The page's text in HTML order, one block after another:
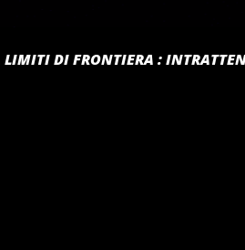
LIMITI DI FRONTIERA :